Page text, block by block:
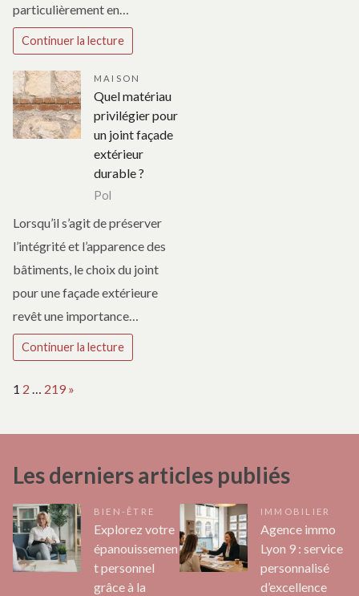
particulièrement en…
Continuer la lecture
MAISON
Quel matériau
privilégier pour
un joint façade
extérieur
durable ?
Pol
Lorsqu’il s’agit de préserver
l’intégrité et l’apparence des
bâtiments, le choix du joint
pour une façade extérieure
revêt une importance…
Continuer la lecture
Page:
1 2 219 Next
»
Les derniers articles publiés
BIEN-ÊTRE
Explorez votre
épanouissemen
t personnel
grâce à la
IMMOBILIER
Agence immo
Lyon 9 : service
personnalisé
d’excellence